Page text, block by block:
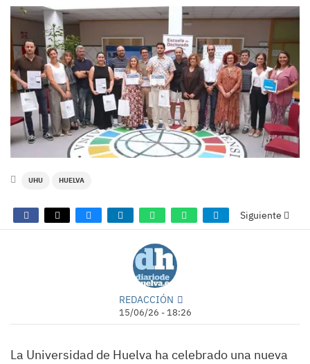
UHU HUELVA
Siguiente
REDACCIÓN
15/06/26 - 18:26
La Universidad de Huelva ha celebrado una nueva